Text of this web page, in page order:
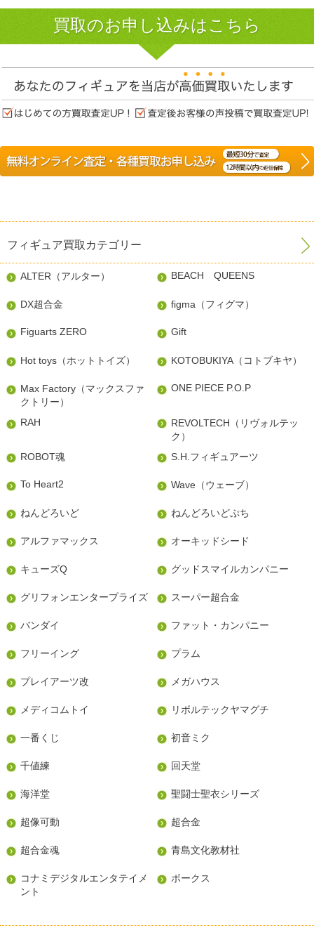
買取のお申し込みはこちら
フィギュア買取カテゴリー
ALTER（アルター） BEACH QUEENS
DX超合金 figma（フィグマ）
Figuarts ZERO Gift
Hot toys（ホットトイズ） KOTOBUKIYA（コトブキヤ）
Max Factory（マックスファ
クトリー）
ONE PIECE P.O.P
RAH
REVOLTECH（リヴォルテッ
ク）
ROBOT魂
S.H.フィギュアーツ
To Heart2 Wave（ウェーブ）
ねんどろいど ねんどろいどぷち
アルファマックス オーキッドシード
キューズQ グッドスマイルカンパニー
グリフォンエンタープライズ スーパー超合金
バンダイ ファット・カンパニー
フリーイング プラム
プレイアーツ改 メガハウス
メディコムトイ リボルテックヤマグチ
一番くじ 初音ミク
千値練 回天堂
海洋堂 聖闘士聖衣シリーズ
超像可動 超合金
超合金魂 青島文化教材社
コナミデジタルエンタテイメ
ント
ボークス